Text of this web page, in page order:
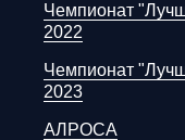
Чемпионат
2022
Чемпионат
2023
АЛРОСА